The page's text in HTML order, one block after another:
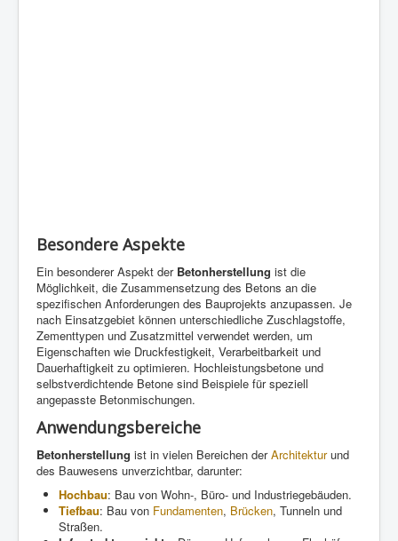
Besondere Aspekte
Ein besonderer Aspekt der Betonherstellung ist die
Möglichkeit, die Zusammensetzung des Betons an die
spezifischen Anforderungen des Bauprojekts anzupassen. Je
nach Einsatzgebiet können unterschiedliche Zuschlagstoffe,
Zementtypen und Zusatzmittel verwendet werden, um
Eigenschaften wie Druckfestigkeit, Verarbeitbarkeit und
Dauerhaftigkeit zu optimieren. Hochleistungsbetone und
selbstverdichtende Betone sind Beispiele für speziell
angepasste Betonmischungen.
Anwendungsbereiche
Betonherstellung ist in vielen Bereichen derArchitekturund
des Bauwesens unverzichtbar, darunter:
Hochbau: Bau von Wohn-, Büro- und Industriegebäuden.
Tiefbau: Bau von Fundamenten, Brücken, Tunneln und
Straßen.